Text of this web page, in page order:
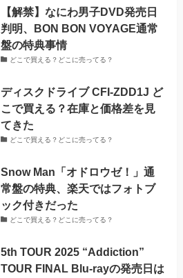
【解禁】なにわ男子DVD発売日
判明、BON BON VOYAGE通常
盤の特典事情
どこで買える？どこに売ってる？
ディスクドライブ CFI-ZDD1J ど
こで買える？在庫と価格差を見
てきた
どこで買える？どこに売ってる？
Snow Man「オドロウゼ！」通
常盤の特典、楽天ではフォトブ
ック付きだった
どこで買える？どこに売ってる？
5th TOUR 2025 “Addiction”
TOUR FINAL Blu-rayの発売日は